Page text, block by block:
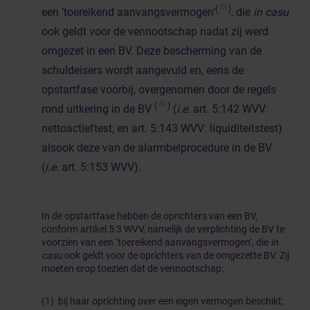
een ‘toereikend aanvangsvermogen’( [5] ), die in casu
ook geldt voor de vennootschap nadat zij werd
omgezet in een BV. Deze bescherming van de
schuldeisers wordt aangevuld en, eens de
opstartfase voorbij, overgenomen door de regels
rond uitkering in de BV ( ) (i.e. art. 5:142 WVV:
nettoactieftest; en art. 5:143 WVV: liquiditeitstest)
alsook deze van de alarmbelprocedure in de BV
(i.e. art. 5:153 WVV).
In de opstartfase hebben de oprichters van een BV,
conform artikel 5:3 WVV, namelijk de verplichting de BV te
voorzien van een ‘toereikend aanvangsvermogen’, die in
casu ook geldt voor de oprichters van de omgezette BV. Zij
moeten erop toezien dat de vennootschap:
(1) bij haar oprichting over een eigen vermogen beschikt;